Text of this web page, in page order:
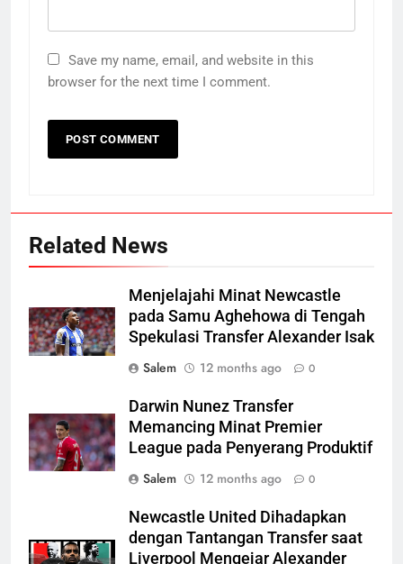
Save my name, email, and website in this
browser for the next time I comment.
Related News
Menjelajahi Minat Newcastle
pada Samu Aghehowa di Tengah
Spekulasi Transfer Alexander Isak
Salem
12 months ago 0
Darwin Nunez Transfer
Memancing Minat Premier
League pada Penyerang Produktif
Salem
12 months ago 0
Newcastle United Dihadapkan
dengan Tantangan Transfer saat
Liverpool Mengejar Alexander